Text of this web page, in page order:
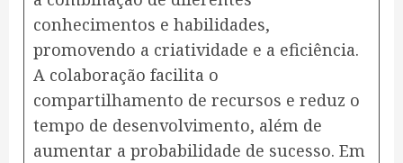
conhecimentos e habilidades,
promovendo a criatividade e a eficiência.
A colaboração facilita o
compartilhamento de recursos e reduz o
tempo de desenvolvimento, além de
aumentar a probabilidade de sucesso. Em